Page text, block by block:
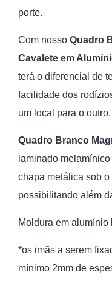
porte.
Com nosso Quadro
Cavalete em
terá o diferencial de
facilidade dos
um local para o outro.
Quadro Branco
laminado
chapa metálica sob
possibilitando além
Moldura em alumínio
*os imãs a serem
mínimo 2mm de